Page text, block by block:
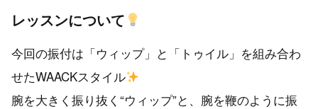
レッスンについて
今回の振付は「ウィップ」と「トゥイル」を組み合わ
せたWAACKスタイル
腕を大きく振り抜く“ウィップ”と、腕を鞭のように振